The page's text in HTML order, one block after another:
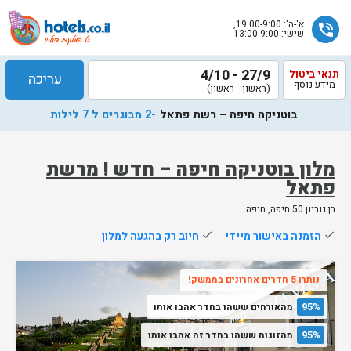
phone_in_talk א'-ה': 19:00-9:00,
שישי: 13:00-9:00
מלון בוטניקה חיפה – חדש ! מרשת
פתאל
בן גוריון 50 חיפה, חיפה
תנאי ביטול
מידע נוסף 27/9 - 4/10
(ראשון - ראשון) עריכה
בוטניקה חיפה – רשת פתאל -2 מבוגרים ל 7 לילות
done הזמנה באישור מיידי done חיוב רק בהגעה למלון
95% מהאורחים ששהו בחדר אהבו אותו
95% מהזוגות ששהו בחדר זה אהבו אותו
נותרו 5 חדרים אחרונים בממשק!
שלח
נציג
יחזור
אליך
בשעות
הפעילות